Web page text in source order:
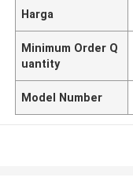
Harga
Minimum Order Q
uantity
Model Number